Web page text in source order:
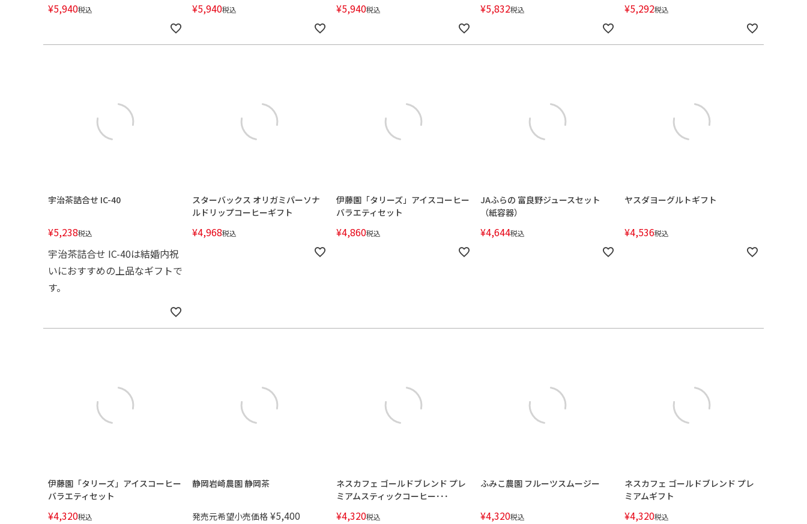
¥5,940税込 ¥5,940税込 ¥5,940税込 ¥5,832税込 ¥5,292税込
宇治茶詰合せ IC-40
¥5,238税込
宇治茶詰合せ IC-40は結婚内祝
いにおすすめの上品なギフトで
す。
スターバックス オリガミパーソナ
ルドリップコーヒーギフト
¥4,968税込
伊藤園「タリーズ」アイスコーヒー
バラエティセット
¥4,860税込
JAふらの 富良野ジュースセット
（紙容器）
¥4,644税込
ヤスダヨーグルトギフト
¥4,536税込
伊藤園「タリーズ」アイスコーヒー
バラエティセット
¥4,320税込
静岡岩崎農園 静岡茶
発売元希望小売価格 ¥5,400
ネスカフェ ゴールドブレンド プレ
ミアムスティックコーヒー･･･
¥4,320税込
ふみこ農園 フルーツスムージー
¥4,320税込
ネスカフェ ゴールドブレンド プレ
ミアムギフト
¥4,320税込